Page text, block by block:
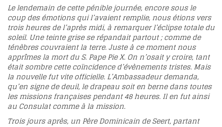
Le lendemain de cette pénible journée, encore sous le
coup des émotions qui l’avaient remplie, nous étions vers
trois heures de l’après midi, à remarquer l’éclipse totale du
soleil. Une teinte grise se répandait partout ; comme de
ténèbres couvraient la terre. Juste à ce moment nous
apprîmes la mort du S. Pape Pie X. On n’osait y croire, tant
était sombre cette coïncidence d’évènements tristes. Mais
la nouvelle fut vite officielle. L’Ambassadeur demanda,
qu’en signe de deuil, le drapeau soit en berne dans toutes
les missions françaises pendant 48 heures. Il en fut ainsi
au Consulat comme à la mission.
Trois jours après, un Père Dominicain de Seert, partant